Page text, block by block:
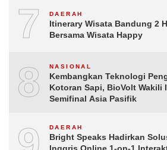
7 DAERAH
Itinerary Wisata Bandung 2
Bersama Wisata Happy
8 NASIONAL
Kembangkan Teknologi
Kotoran Sapi, BioVolt Wakili
Semifinal Asia Pasifik
DAERAH
Bright Speaks Hadirkan